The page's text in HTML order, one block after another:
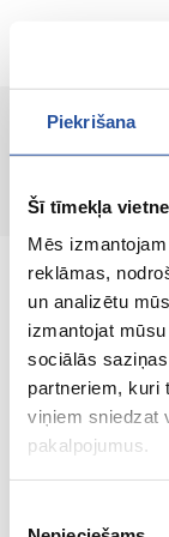
Piekrišana
Šī tīmekļa
Mēs
reklāmas,
un analizētu
izmantojat
sociālās
partneriem, kuri
viņiem sniedzat
pakalpojumus.
Veebipoodi
toodetega,
peamine
Koik